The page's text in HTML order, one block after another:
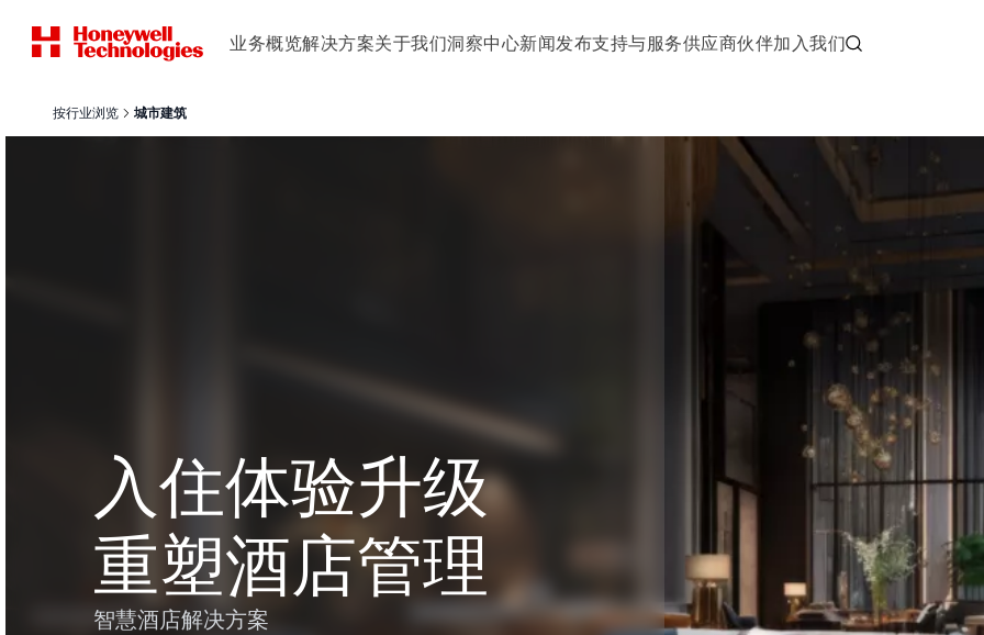
业务概览解决方案关于我们洞察中心新闻发布支持与服务供应商伙伴加入我们
按行业浏览 城市建筑
入住体验升级
重塑酒店管理
智慧酒店解决方案